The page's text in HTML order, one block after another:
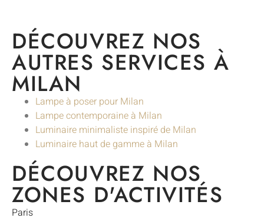
DÉCOUVREZ NOS
AUTRES SERVICES À
MILAN
Lampe à poser pour Milan
Lampe contemporaine à Milan
Luminaire minimaliste inspiré de Milan
Luminaire haut de gamme à Milan
DÉCOUVREZ NOS
ZONES D'ACTIVITÉS
Paris